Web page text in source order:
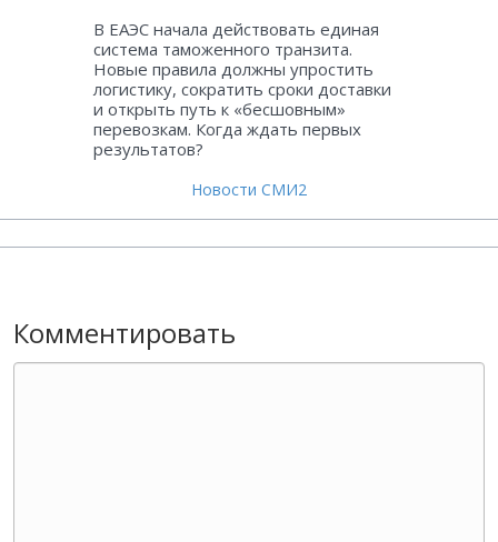
В ЕАЭС начала действовать единая
система таможенного транзита.
Новые правила должны упростить
логистику, сократить сроки доставки
и открыть путь к «бесшовным»
перевозкам. Когда ждать первых
результатов?
Новости СМИ2
Комментировать